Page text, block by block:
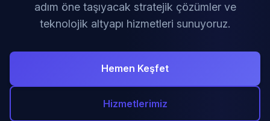
adım öne taşıyacak stratejik çözümler ve
teknolojik altyapı hizmetleri sunuyoruz.
Hemen Keşfet
Hizmetlerimiz